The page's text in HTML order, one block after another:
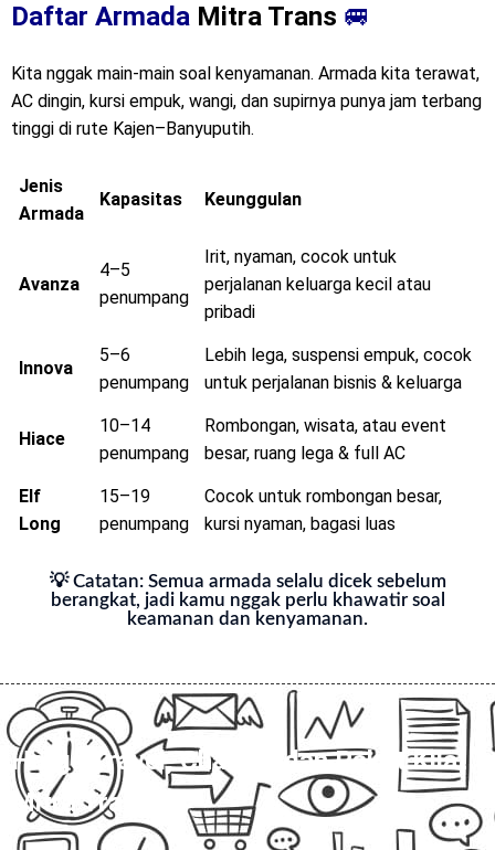
Daftar Armada Mitra Trans 🚐
Kita nggak main-main soal kenyamanan. Armada kita terawat,
AC dingin, kursi empuk, wangi, dan supirnya punya jam terbang
tinggi di rute Kajen–Banyuputih.
Jenis
Armada
Kapasitas Keunggulan
Avanza
4–5
penumpang
Irit, nyaman, cocok untuk
perjalanan keluarga kecil atau
pribadi
Innova
5–6
penumpang
Lebih lega, suspensi empuk, cocok
untuk perjalanan bisnis & keluarga
Hiace
10–14
penumpang
Rombongan, wisata, atau event
besar, ruang lega & full AC
Elf
Long
15–19
penumpang
Cocok untuk rombongan besar,
kursi nyaman, bagasi luas
💡 Catatan: Semua armada selalu dicek sebelum
berangkat, jadi kamu nggak perlu khawatir soal
keamanan dan kenyamanan.
Harga Travel, Charter, dan Paket Kilat
Mitra Trans
💰